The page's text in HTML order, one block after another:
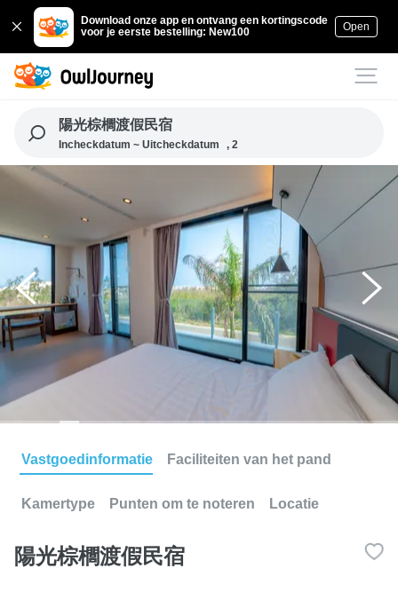
Download onze app en ontvang een kortingscode
voor je eerste bestelling: New100
Open
陽光棕櫚渡假民宿
Incheckdatum ~ Uitcheckdatum , 2
Vastgoedinformatie Faciliteiten van het pand
Kamertype Punten om te noteren Locatie
陽光棕櫚渡假民宿